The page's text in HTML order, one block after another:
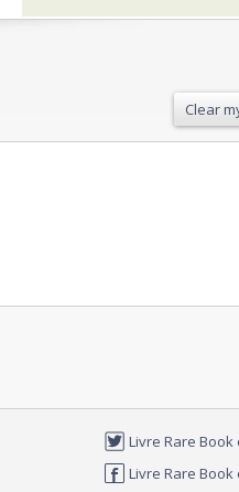
Clear
Livre Rare Book
Livre Rare Book